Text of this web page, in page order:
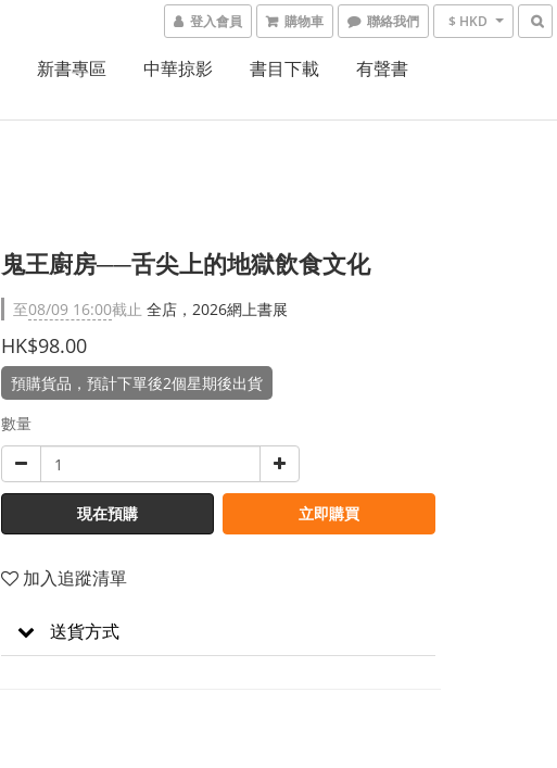
登入會員 購物車 聯絡我們 $ HKD
新書專區 中華掠影 書目下載 有聲書
鬼王廚房──舌尖上的地獄飲食文化
至08/09 16:00截止 全店，2026網上書展
HK$98.00
預購貨品，預計下單後2個星期後出貨
數量
現在預購 立即購買
加入追蹤清單
送貨方式